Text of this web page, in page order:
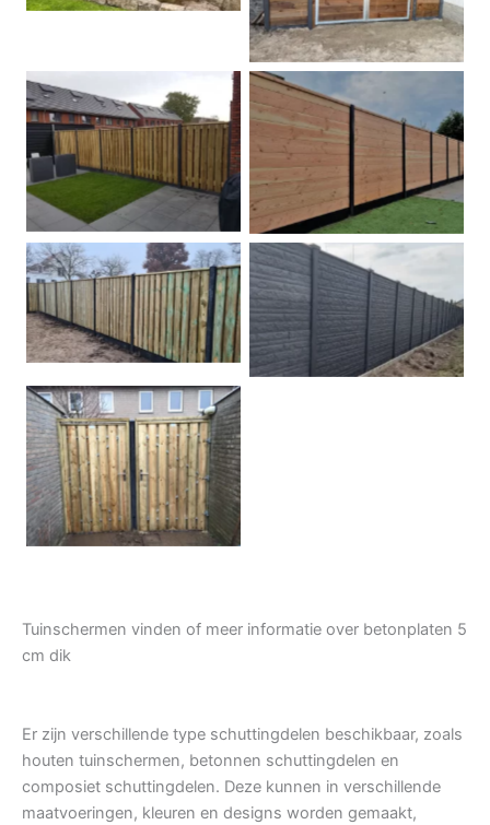
Betonpalen schutting Douglas
Hout beton schuttingen Rots motief antraciet
Tuindeur grenen
Tuinschermen vinden of meer informatie over betonplaten 5
cm dik
Er zijn verschillende type schuttingdelen beschikbaar, zoals
houten tuinschermen, betonnen schuttingdelen en
composiet schuttingdelen. Deze kunnen in verschillende
maatvoeringen, kleuren en designs worden gemaakt,